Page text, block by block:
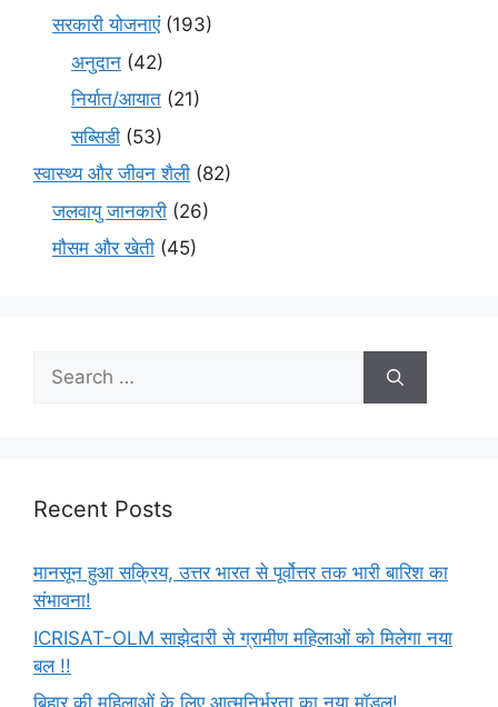
सरकारी योजनाएं(193)
अनुदान (42)
निर्यात/आयात (21)
सब्सिडी (53)
स्वास्थ्य और जीवन शैली (82)
जलवायु जानकारी (26)
मौसम और खेती (45)
Recent Posts
मानसून हुआ सक्रिय, उत्तर भारत से पूर्वोत्तर तक भारी बारिश का
संभावना!
ICRISAT-OLM साझेदारी से ग्रामीण महिलाओं को मिलेगा नया
बल !!